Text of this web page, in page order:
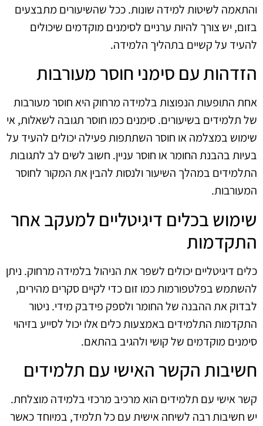
והתאמה לשיטות למידה שונות. ככל שהשיעורים מתבצעים
בזום, יש צורך להיות ערניים לסימנים מוקדמים שיכולים
להעיד על קשיים בתהליך הלמידה.
הזדהות עם סימני חוסר מעורבות
אחת התופעות הנפוצות בלמידה מרחוק היא חוסר מעורבות
של תלמידים בשיעורים. סימנים כמו חוסר תגובה לשאלות, אי
שימוש במצלמה או חוסר השתתפות פעילה יכולים להעיד על
בעיות בהבנת החומר או חוסר עניין. חשוב לשים לב לתגובות
התלמידים במהלך השיעור ולנסות להבין את המקור לחוסר
המעורבות.
שימוש בכלים דיגיטליים למעקב אחר
התקדמות
כלים דיגיטליים יכולים לשפר את הניהול בלמידה מרחוק. ניתן
להשתמש בפלטפורמות כמו זום כדי לקיים סקרים מהירים,
לבדוק את ההבנה של החומר ולספק פידבק מידי. ניטור
התקדמות התלמידים באמצעות כלים אלו יכול לסייע בזיהוי
סימנים מוקדמים של קושי ולהגיב בהתאם.
חשיבות הקשר האישי עם תלמידים
קשר אישי עם תלמידים הוא מרכיב מרכזי בלמידה מוצלחת.
יש חשיבות רבה לשיחה אישית עם כל תלמיד, במיוחד כאשר